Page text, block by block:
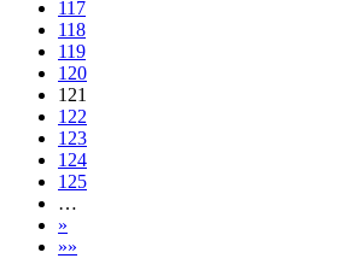
117
118
119
120
121
122
123
124
125
…
»
»»